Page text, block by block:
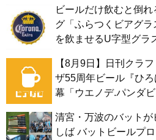
ビールだけ飲むと倒
グ「ふらつくビアグ
を飲ませるU字型グラ
【8月9日】日刊クラ
ザ55周年ビール『ひ
幕「ウエノデ.パンダ
清宮・万波のバットが
しば バットビールプ